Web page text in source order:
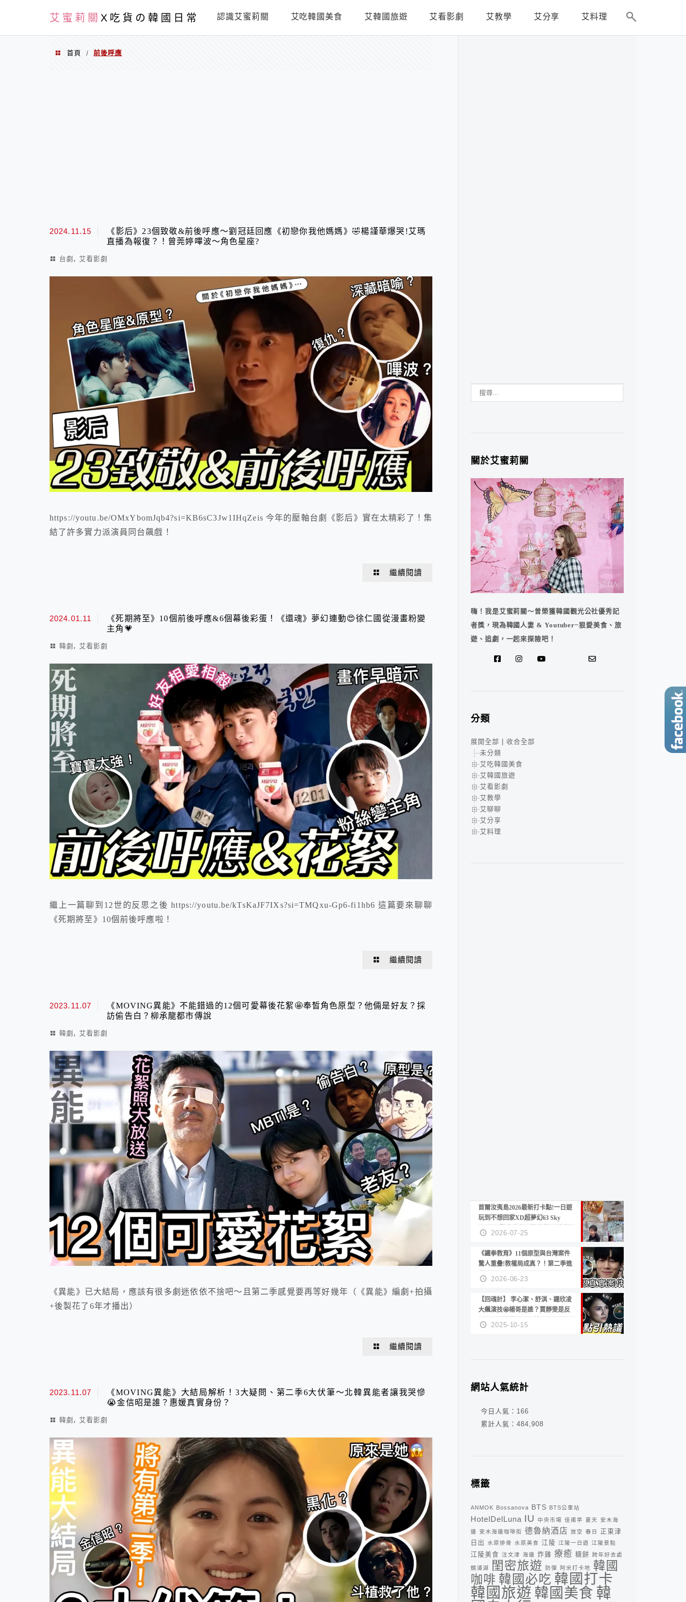
艾蜜莉關 X吃貨の韓國日常 認識艾蜜莉關 艾吃韓國美食 艾韓國旅遊 艾看影劇 艾教學 艾分享 艾料理
首頁 / 前後呼應
2024.11.15
《影后》23個致敬&前後呼應～劉冠廷回應《初戀你我他媽媽》🤣楊謹華爆哭!艾瑪
直播為報復？！曾莞婷嗶波～角色星座?
台劇 , 艾看影劇
https://youtu.be/OMxYbomJqb4?si=KB6sC3Jw1IHqZeis 今年的壓軸台劇《影后》實在太精彩了！集
結了許多實力派演員同台飆戲！
繼續閱讀
2024.01.11
《死期將至》10個前後呼應&6個幕後彩蛋！《還魂》夢幻連動😍徐仁國從漫畫粉變
主角💗
韓劇 , 艾看影劇
繼上一篇聊到12世的反思之後 https://youtu.be/kTsKaJF7IXs?si=TMQxu-Gp6-fi1hb6 這篇要來聊聊
《死期將至》10個前後呼應啦！
繼續閱讀
2023.11.07
《MOVING異能》不能錯過的12個可愛幕後花絮🤩奉皙角色原型？他倆是好友？採
訪偷告白？柳承龍都市傳說
韓劇 , 艾看影劇
《異能》已大結局，應該有很多劇迷依依不捨吧～且第二季感覺要再等好幾年（《異能》編劇+拍攝
+後製花了6年才播出）
繼續閱讀
2023.11.07
《MOVING異能》大結局解析！3大疑問、第二季6大伏筆～北韓異能者讓我哭慘
😭金信昭是誰？惠媛真實身份？
韓劇 , 艾看影劇
關於艾蜜莉關
嗨！我是艾蜜莉關～曾榮獲韓國觀光公社優秀記
者獎，現為韓國人妻 & Youtuber~狠愛美食、旅
遊、追劇，一起來探險吧！
分類
展開全部
收合全部
未分類
艾吃韓國美食
艾韓國旅遊
艾看影劇
艾教學
艾聊聊
艾分享
艾料理
首爾汝夷島2026最新打卡點!一日遊
玩到不想回家XD超夢幻63 Sky
Picnic、鷺良津帝王蟹大餐、《淚之
女王》拍攝地、漢江公園免費玩水
2026-07-25
《鐵拳教育》11個原型與台灣案件
驚人重疊!教權局成真？！第二季進
度？😍
2026-06-23
【回魂計】 李心潔、舒淇、鍾欣凌
大飆演技🤩楊哥是誰？賈靜雯是反
派？死刑還是私刑正義
2025-10-15
網站人氣統計
今日人氣： 166
累計人氣： 484,908
標籤
ANMOK Bossanova BTS BTS公車站
HotelDelLuna IU 中央市場 佳甫亭 夏天 安木海
邊 安木海邊咖啡街 德魯納酒店 放空 春日
正東津
日出 水原排骨 水原美食 江陵 江陵一日遊 江陵景點
江陵美食 注文津 海邊 炸雞 療癒 糖餅 跨年好去處
鏡浦湖 閨密旅遊 防彈 阿米打卡地
韓國
咖啡 韓國必吃 韓國打卡
韓國旅遊 韓國美食 韓